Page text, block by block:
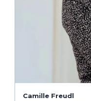
Camille Freudl